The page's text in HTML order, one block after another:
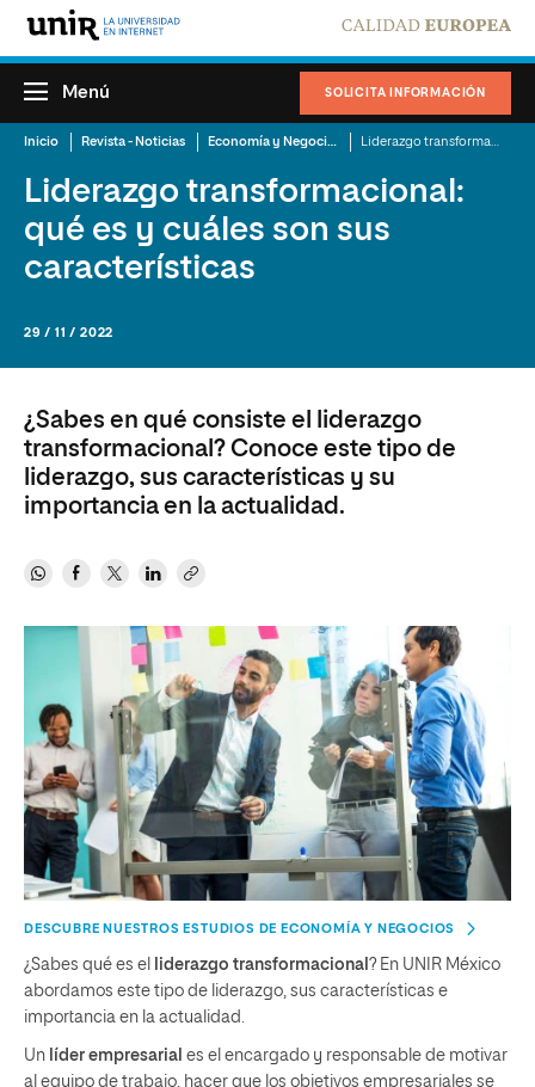
SOLICITA INFORMACIÓN
Menú
Inicio Revista - Noticias Economía y Negocios
Liderazgo transformacional:
qué es y cuáles son sus
características
29 / 11 / 2022
¿Sabes en qué consiste el liderazgo
transformacional? Conoce este tipo de
liderazgo, sus características y su
importancia en la actualidad.
DESCUBRE NUESTROS ESTUDIOS DE ECONOMÍA Y NEGOCIOS
¿Sabes qué es el liderazgo transformacional ? En UNIR México
abordamos este tipo de liderazgo, sus características e
importancia en la actualidad.
Un líder empresarial es el encargado y responsable de motivar
al equipo de trabajo, hacer que los objetivos empresariales se